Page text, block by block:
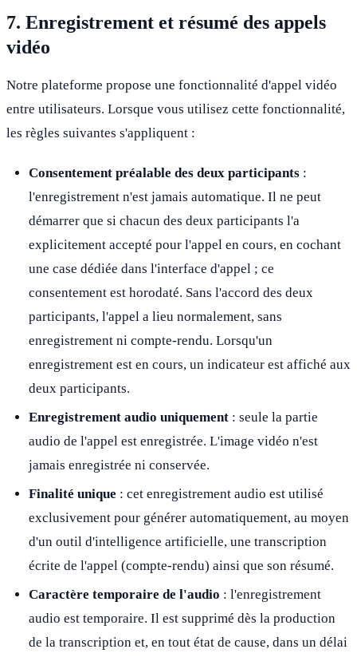
7. Enregistrement et résumé des appels
vidéo
Notre plateforme propose une fonctionnalité d'appel vidéo
entre utilisateurs. Lorsque vous utilisez cette fonctionnalité,
les règles suivantes s'appliquent :
Consentement préalable des deux participants :
l'enregistrement n'est jamais automatique. Il ne peut
démarrer que si chacun des deux participants l'a
explicitement accepté pour l'appel en cours, en cochant
une case dédiée dans l'interface d'appel ; ce
consentement est horodaté. Sans l'accord des deux
participants, l'appel a lieu normalement, sans
enregistrement ni compte-rendu. Lorsqu'un
enregistrement est en cours, un indicateur est affiché aux
deux participants.
Enregistrement audio uniquement : seule la partie
audio de l'appel est enregistrée. L'image vidéo n'est
jamais enregistrée ni conservée.
Finalité unique : cet enregistrement audio est utilisé
exclusivement pour générer automatiquement, au moyen
d'un outil d'intelligence artificielle, une transcription
écrite de l'appel (compte-rendu) ainsi que son résumé.
Caractère temporaire de l'audio : l'enregistrement
audio est temporaire. Il est supprimé dès la production
de la transcription et, en tout état de cause, dans un délai